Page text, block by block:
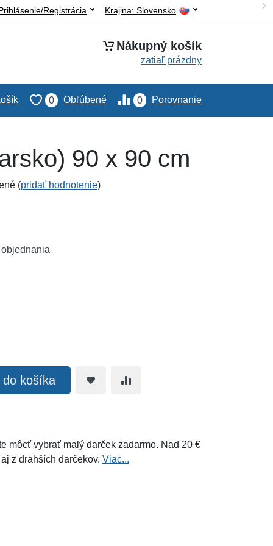
Krajina: Slovensko
Registrácia
Nákupný košík
zatiaľ prázdny
0 Porovnanie
0 Obľúbené
90 x 90 cm
(pridať hodnotenie)
košíka
môcť vybrať malý darček zadarmo. Nad 20 €
z drahších darčekov. Viac...